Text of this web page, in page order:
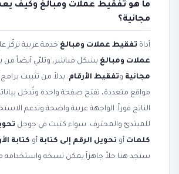
ما هو تفقيط عملات ومبالغ وكيف
مجانية؟
أداة تفقيط عملات ومبالغ خدمة عربية تركّز
عملات ومبالغ بشكل مباشر، وتلبّي أيضاً من
مجانية وتفقيط الأرقام. بدلاً من تثبيت برامج
مواقع متعددة، تفتح صفحة واحدة وتُدخل
الناتج فوراً. الواجهة عربية واضحة وتدعم
للمبتدئ والمحترف. سواء كتبت في جوجل
كلمات أو تحويل الرقم إلى كتابة أو كتابة
ستجد هنا حلاً جاهزاً يمكن نسخه واستخدامه